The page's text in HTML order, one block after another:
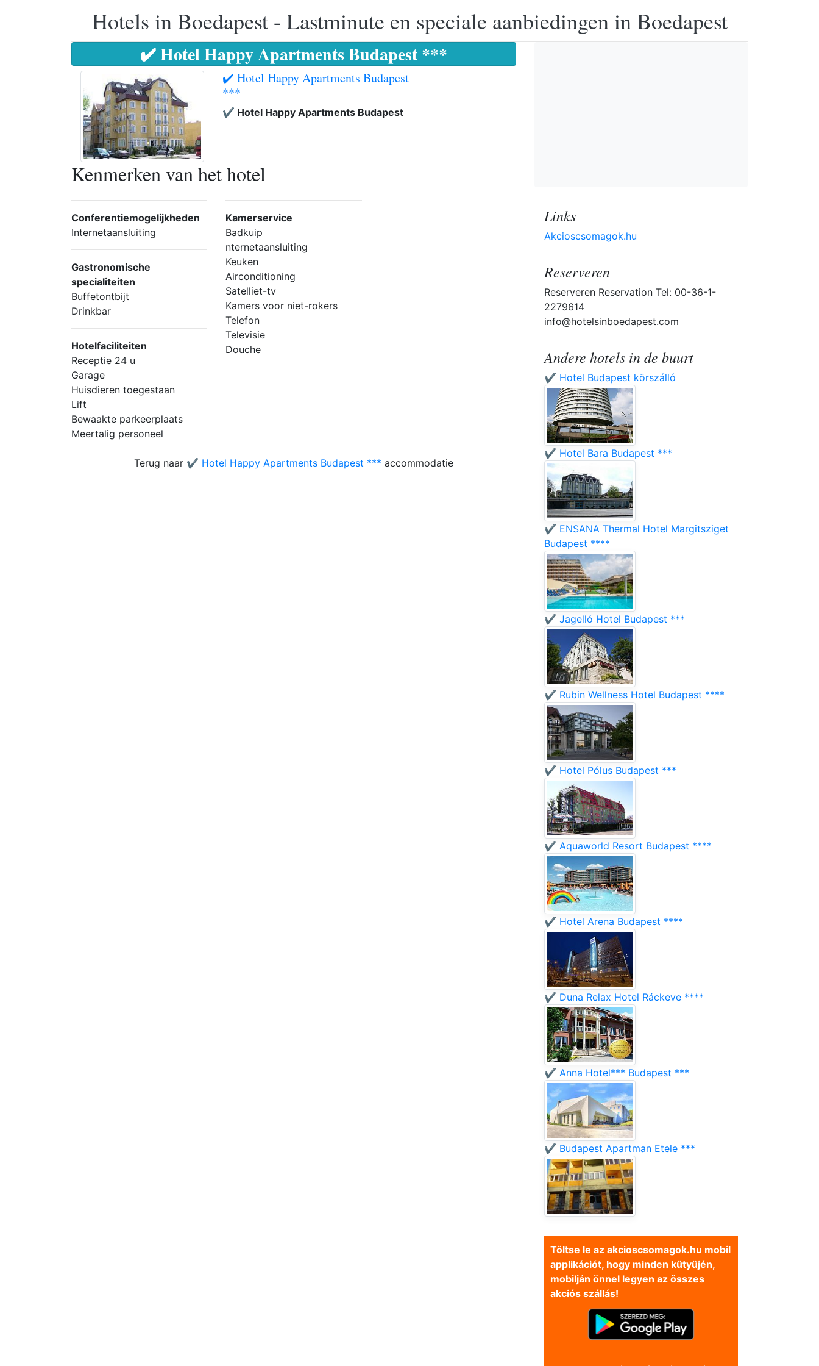
Hotels in Boedapest - Lastminute en speciale aanbiedingen in Boedapest
✔️ Hotel Happy Apartments Budapest ***
✔️ Hotel Happy Apartments Budapest
***
✔️ Hotel Happy Apartments Budapest
Kenmerken van het hotel
Conferentiemogelijkheden
Internetaansluiting
Gastronomische
specialiteiten
Buffetontbijt
Drinkbar
Hotelfaciliteiten
Receptie 24 u
Garage
Huisdieren toegestaan
Lift
Bewaakte parkeerplaats
Meertalig personeel
Kamerservice
Badkuip
nternetaansluiting
Keuken
Airconditioning
Satelliet-tv
Kamers voor niet-rokers
Telefon
Televisie
Douche
Terug naar ✔️ Hotel Happy Apartments Budapest *** accommodatie
Links
Akcioscsomagok.hu
Reserveren
Reserveren Reservation Tel: 00-36-1-
2279614
info@hotelsinboedapest.com
Andere hotels in de buurt
✔️ Hotel Budapest körszálló
✔️ Hotel Bara Budapest ***
✔️ ENSANA Thermal Hotel Margitsziget
Budapest ****
✔️ Jagelló Hotel Budapest ***
✔️ Rubin Wellness Hotel Budapest ****
✔️ Hotel Pólus Budapest ***
✔️ Aquaworld Resort Budapest ****
✔️ Hotel Arena Budapest ****
✔️ Duna Relax Hotel Ráckeve ****
✔️ Anna Hotel*** Budapest ***
✔️ Budapest Apartman Etele ***
Töltse le az akcioscsomagok.hu mobil
applikációt, hogy minden kütyüjén,
mobilján önnel legyen az összes
akciós szállás!